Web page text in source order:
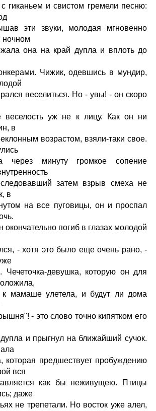
гиканьем и свистом гремели песню:
эти звуки, молодая мгновенно
ночном
она на край дупла и вплоть до
Чижик, одевшись в мундир,
веселиться. Но - увы! - он скоро
веселость уж не к лицу. Как он ни
в
возрастом, взяли-таки свое.
через минуту громкое сопение
затем взрыв смеха не
в
на все пуговицы, он и проспал
окончательно погиб в глазах молодой
- хотя это было еще очень рано, -
Чечеточка-девушка, которую он для
мамаше улетела, и будут ли дома
- это слово точно кипятком его
и прыгнул на ближайший сучок.
которая предшествует пробуждению
вся
как бы неживущею. Птицы
даже
не трепетали. Но восток уже алел,